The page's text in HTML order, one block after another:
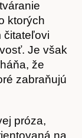
ktorých
čitateľovi
Je však
že
zabraňujú
próza,
na